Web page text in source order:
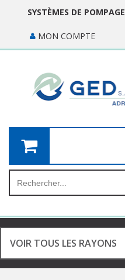
SYSTÈMES DE POMPAGE
MON COMPTE
VOIR TOUS LES RAYONS